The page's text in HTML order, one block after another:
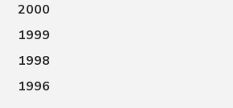
2000
1999
1998
1996